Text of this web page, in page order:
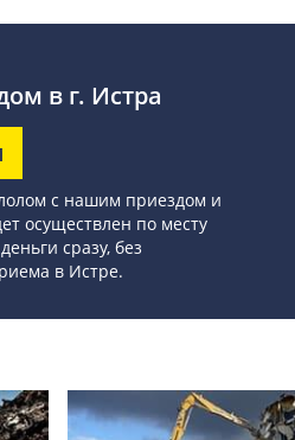
в г. Истра
с нашим приездом и
осуществлен по месту
сразу, без
в Истре.